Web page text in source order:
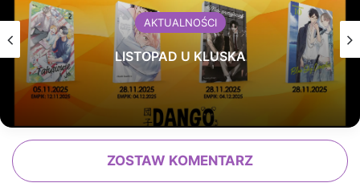
AKTUALNOŚCI
LISTOPAD U KLUSKA
ZOSTAW KOMENTARZ